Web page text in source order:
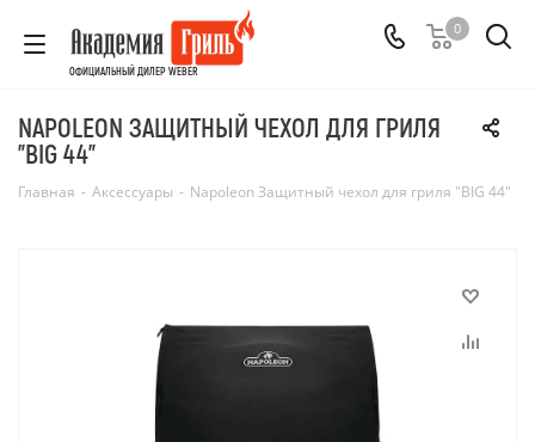
ОФИЦИАЛЬНЫЙ ДИЛЕР WEBER
0
NAPOLEON ЗАЩИТНЫЙ ЧЕХОЛ ДЛЯ ГРИЛЯ
"BIG 44"
Главная - Аксессуары - Napoleon Защитный чехол для гриля "BIG 44"